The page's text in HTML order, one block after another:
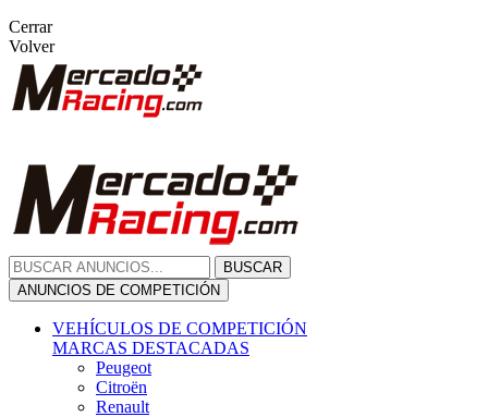
Cerrar
Volver
BUSCAR
ANUNCIOS DE COMPETICIÓN
VEHÍCULOS DE COMPETICIÓN
MARCAS DESTACADAS
Peugeot
Citroën
Renault
Bmw